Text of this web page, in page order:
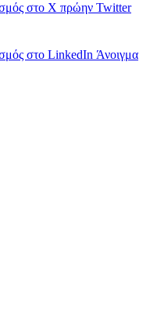
στο X πρώην Twitter
στο LinkedIn Άνοιγμα